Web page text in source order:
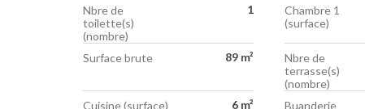
Nbre de
toilette(s)
(nombre)
1
Chambre 1
(surface)
Surface brute 89 m²
Nbre de
terrasse(s)
(nombre)
Cuisine (surface) 6 m²
Buanderie